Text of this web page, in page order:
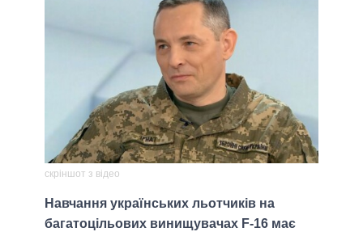
скріншот з відео
Навчання українських льотчиків на
багатоцільових винищувачах F-16 має